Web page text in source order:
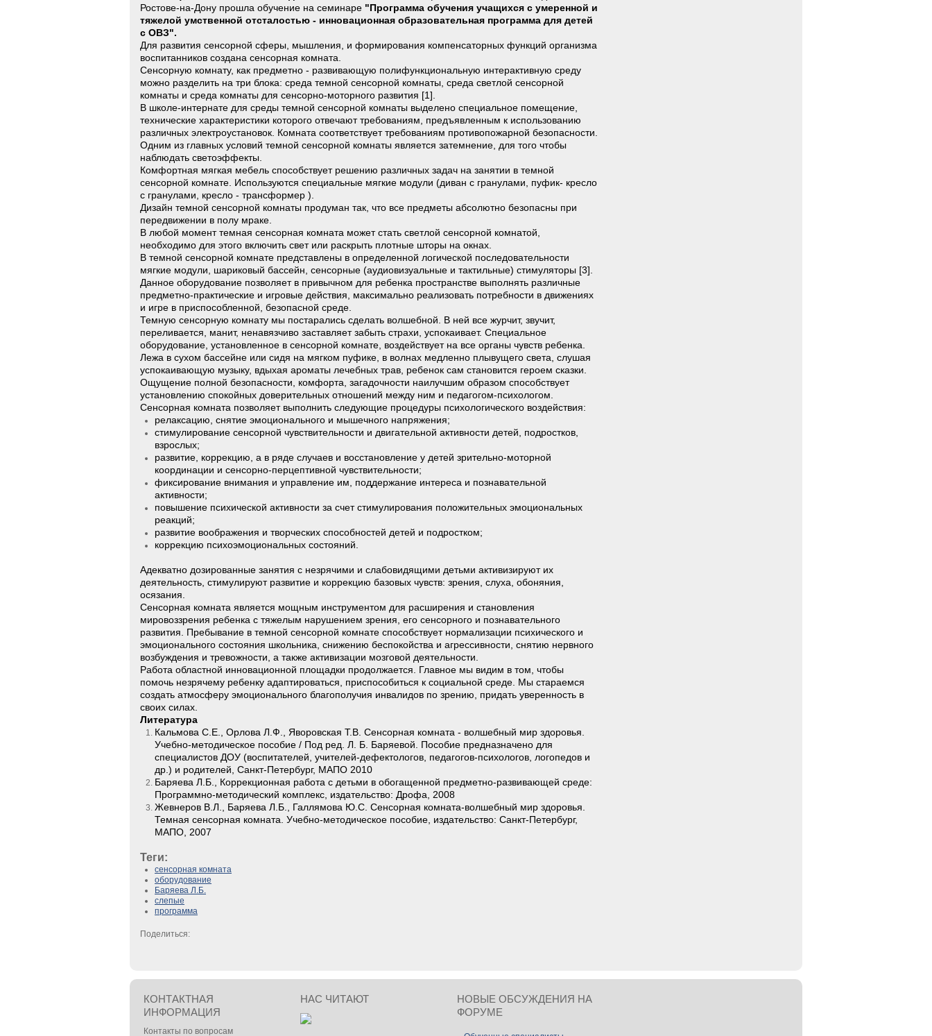
Ростове-на-Дону прошла обучение на семинаре "Программа обучения учащихся с умеренной и
тяжелой умственной отсталостью - инновационная образовательная программа для детей
с ОВЗ".
Для развития сенсорной сферы, мышления, и формирования компенсаторных функций организма
воспитанников создана сенсорная комната.
Сенсорную комнату, как предметно - развивающую полифункциональную интерактивную среду
можно разделить на три блока: среда темной сенсорной комнаты, среда светлой сенсорной
комнаты и среда комнаты для сенсорно-моторного развития [1].
В школе-интернате для среды темной сенсорной комнаты выделено специальное помещение,
технические характеристики которого отвечают требованиям, предъявленным к использованию
различных электроустановок. Комната соответствует требованиям противопожарной безопасности.
Одним из главных условий темной сенсорной комнаты является затемнение, для того чтобы
наблюдать светоэффекты.
Комфортная мягкая мебель способствует решению различных задач на занятии в темной
сенсорной комнате. Используются специальные мягкие модули (диван с гранулами, пуфик- кресло
с гранулами, кресло - трансформер ).
Дизайн темной сенсорной комнаты продуман так, что все предметы абсолютно безопасны при
передвижении в полу мраке.
В любой момент темная сенсорная комната может стать светлой сенсорной комнатой,
необходимо для этого включить свет или раскрыть плотные шторы на окнах.
В темной сенсорной комнате представлены в определенной логической последовательности
мягкие модули, шариковый бассейн, сенсорные (аудиовизуальные и тактильные) стимуляторы [3].
Данное оборудование позволяет в привычном для ребенка пространстве выполнять различные
предметно-практические и игровые действия, максимально реализовать потребности в движениях
и игре в приспособленной, безопасной среде.
Темную сенсорную комнату мы постарались сделать волшебной. В ней все журчит, звучит,
переливается, манит, ненавязчиво заставляет забыть страхи, успокаивает. Специальное
оборудование, установленное в сенсорной комнате, воздействует на все органы чувств ребенка.
Лежа в сухом бассейне или сидя на мягком пуфике, в волнах медленно плывущего света, слушая
успокаивающую музыку, вдыхая ароматы лечебных трав, ребенок сам становится героем сказки.
Ощущение полной безопасности, комфорта, загадочности наилучшим образом способствует
установлению спокойных доверительных отношений между ним и педагогом-психологом.
Сенсорная комната позволяет выполнить следующие процедуры психологического воздействия:
релаксацию, снятие эмоционального и мышечного напряжения;
стимулирование сенсорной чувствительности и двигательной активности детей, подростков,
взрослых;
развитие, коррекцию, а в ряде случаев и восстановление у детей зрительно-моторной
координации и сенсорно-перцептивной чувствительности;
фиксирование внимания и управление им, поддержание интереса и познавательной
активности;
повышение психической активности за счет стимулирования положительных эмоциональных
реакций;
развитие воображения и творческих способностей детей и подростком;
коррекцию психоэмоциональных состояний.
Адекватно дозированные занятия с незрячими и слабовидящими детьми активизируют их
деятельность, стимулируют развитие и коррекцию базовых чувств: зрения, слуха, обоняния,
осязания.
Сенсорная комната является мощным инструментом для расширения и становления
мировоззрения ребенка с тяжелым нарушением зрения, его сенсорного и познавательного
развития. Пребывание в темной сенсорной комнате способствует нормализации психического и
эмоционального состояния школьника, снижению беспокойства и агрессивности, снятию нервного
возбуждения и тревожности, а также активизации мозговой деятельности.
Работа областной инновационной площадки продолжается. Главное мы видим в том, чтобы
помочь незрячему ребенку адаптироваться, приспособиться к социальной среде. Мы стараемся
создать атмосферу эмоционального благополучия инвалидов по зрению, придать уверенность в
своих силах.
Литература
Кальмова С.Е., Орлова Л.Ф., Яворовская Т.В. Сенсорная комната - волшебный мир здоровья.
Учебно-методическое пособие / Под ред. Л. Б. Баряевой. Пособие предназначено для
специалистов ДОУ (воспитателей, учителей-дефектологов, педагогов-психологов, логопедов и
др.) и родителей, Санкт-Петербург, МАПО 2010
Баряева Л.Б., Коррекционная работа с детьми в обогащенной предметно-развивающей среде:
Программно-методический комплекс, издательство: Дрофа, 2008
Жевнеров В.Л., Баряева Л.Б., Галлямова Ю.С. Сенсорная комната-волшебный мир здоровья.
Темная сенсорная комната. Учебно-методическое пособие, издательство: Санкт-Петербург,
МАПО, 2007
Теги:
сенсорная комната
оборудование
Баряева Л.Б.
слепые
программа
Поделиться:
КОНТАКТНАЯ
ИНФОРМАЦИЯ
Контакты по вопросам
НАС ЧИТАЮТ
НОВЫЕ ОБСУЖДЕНИЯ НА
ФОРУМЕ